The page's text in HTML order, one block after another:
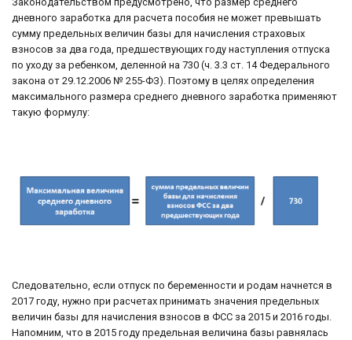
дневного заработка для расчета пособия не может превышать
сумму предельных величин базы для начисления страховых
взносов за два года, предшествующих году наступления отпуска
по уходу за ребенком, деленной на 730 (ч. 3.3 ст. 14 Федерального
закона от 29.12.2006 № 255-ФЗ). Поэтому в целях определения
максимального размера среднего дневного заработка применяют
такую формулу:
Следовательно, если отпуск по беременности и родам начнется в
2017 году, нужно при расчетах принимать значения предельных
величин базы для начисления взносов в ФСС за 2015 и 2016 годы.
Напомним, что в 2015 году предельная величина базы равнялась